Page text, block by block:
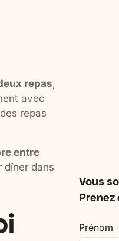
repas,
avec
repas
entre
dîner dans
Vous
Prenez
Prénom